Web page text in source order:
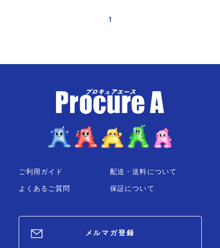
1
ご利用ガイド
よくあるご質問
配送・送料について
保証について
メルマガ登録